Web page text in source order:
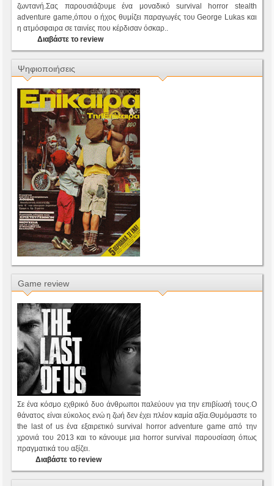
ζωντανή.Σας παρουσιάζουμε ένα μοναδικό survival horror stealth
adventure game,όπου ο ήχος θυμίζει παραγωγές του George Lukas και
η ατμόσφαιρα σε ταινίες που κέρδισαν όσκαρ..
Διαβάστε το review
Ψηφιοποιήσεις
Game review
Σε ένα κόσμο εχθρικό δυο άνθρωποι παλεύουν για την επιβίωσή τους.Ο
θάνατος είναι εύκολος ενώ η ζωή δεν έχει πλέον καμία αξία.Θυμόμαστε το
the last of us ένα εξαιρετικό survival horror adventure game από την
χρονιά του 2013 και το κάνουμε μια horror survival παρουσίαση όπως
πραγματικά του αξίζει.
Διαβάστε το review